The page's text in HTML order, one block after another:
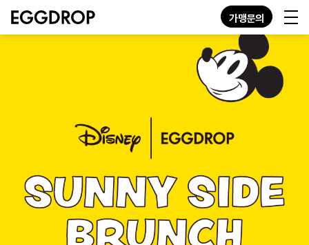
가맹문의
KO EN JP
ABOUT
CONTACT
가맹문의